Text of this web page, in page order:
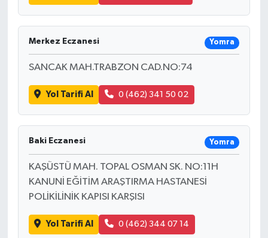
Merkez Eczanesi Yomra
SANCAK MAH.TRABZON CAD.NO:74
Yol Tarifi Al 0 (462) 341 50 02
Baki Eczanesi Yomra
KAŞÜSTÜ MAH. TOPAL OSMAN SK. NO:11H
KANUNİ EĞİTİM ARAŞTIRMA HASTANESİ
POLİKİLİNİK KAPISI KARŞISI
Yol Tarifi Al 0 (462) 344 07 14